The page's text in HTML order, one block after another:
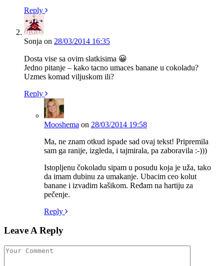
Reply
Sonja on 28/03/2014 16:35
Dosta vise sa ovim slatkisima 😀
Jedno pitanje – kako tacno umaces banane u cokoladu?
Uzmes komad viljuskom ili?
Reply
Mooshema on 28/03/2014 19:58
Ma, ne znam otkud ispade sad ovaj tekst! Pripremila
sam ga ranije, izgleda, i tajmirala, pa zaboravila :-)))
Istopljenu čokoladu sipam u posudu koja je uža, tako
da imam dubinu za umakanje. Ubacim ceo kolut
banane i izvadim kašikom. Ređam na hartiju za
pečenje.
Reply
Leave A Reply